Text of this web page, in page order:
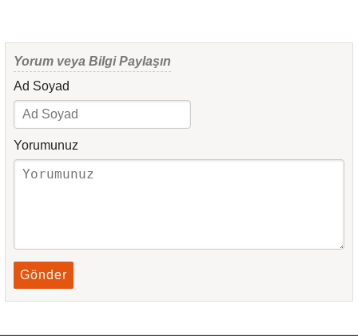
Yorum veya Bilgi Paylaşın
Ad Soyad
Yorumunuz
Gönder